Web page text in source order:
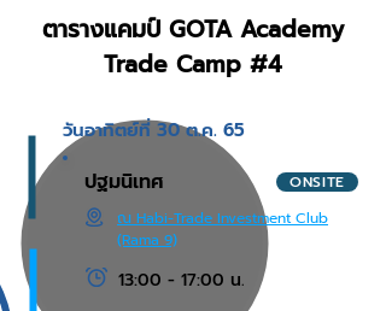
ตารางแคมป์ GOTA Academy
Trade Camp #4
วันอาทิตย์ที่ 30 ต.ค. 65
ปฐมนิเทศ
ONSITE
ณ Habi-Trade Investment Club
(Rama 9)​
13:00 - 17:00 น.